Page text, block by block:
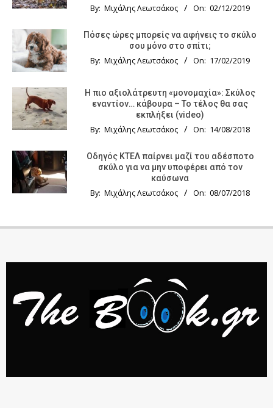
By: Μιχάλης Λεωτσάκος On: 02/12/2019
Πόσες ώρες μπορείς να αφήνεις το σκύλο
σου μόνο στο σπίτι;
By: Μιχάλης Λεωτσάκος On: 17/02/2019
Η πιο αξιολάτρευτη «μονομαχία»: Σκύλος
εναντίον… κάβουρα – Το τέλος θα σας
εκπλήξει (video)
By: Μιχάλης Λεωτσάκος On: 14/08/2018
Οδηγός KTΕΛ παίρνει μαζί του αδέσποτο
σκύλο για να μην υποφέρει από τον
καύσωνα
By: Μιχάλης Λεωτσάκος On: 08/07/2018